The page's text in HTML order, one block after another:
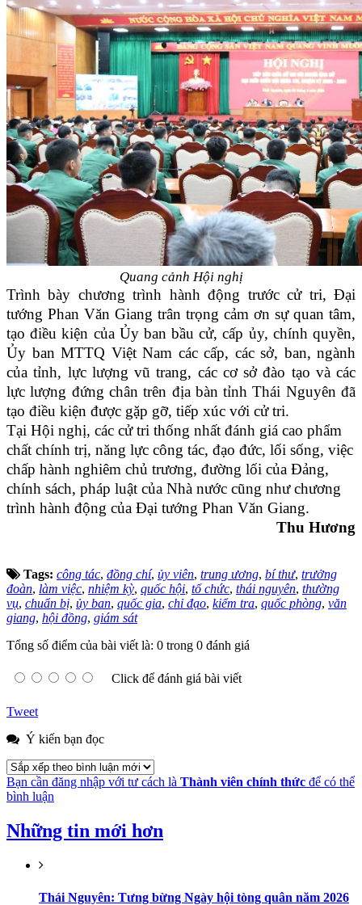
Quang cảnh Hội nghị
Trình bày chương trình hành động trước cử tri, Đại
tướng Phan Văn Giang trân trọng cảm ơn sự quan tâm,
tạo điều kiện của Ủy ban bầu cử, cấp ủy, chính quyền,
Ủy ban MTTQ Việt Nam các cấp, các sở, ban, ngành
của tỉnh, lực lượng vũ trang, các cơ sở đào tạo và các
lực lượng đứng chân trên địa bàn tỉnh Thái Nguyên đã
tạo điều kiện được gặp gỡ, tiếp xúc với cử tri.
Tại Hội nghị, các cử tri thống nhất đánh giá cao phẩm
chất chính trị, năng lực công tác, đạo đức, lối sống, việc
chấp hành nghiêm chủ trương, đường lối của Đảng,
chính sách, pháp luật của Nhà nước cũng như chương
trình hành động của Đại tướng Phan Văn Giang.
Thu Hương
Tags: công tác, đồng chí, ủy viên, trung ương, bí thư, trưởng
đoàn, làm việc, nhiệm kỳ, quốc hội, tổ chức, thái nguyên, thường
vụ, chuẩn bị, ủy ban, quốc gia, chỉ đạo, kiểm tra, quốc phòng, văn
giang, hội đồng, giám sát
Tổng số điểm của bài viết là: 0 trong 0 đánh giá
Click để đánh giá bài viết
Tweet
Ý kiến bạn đọc
Bạn cần đăng nhập với tư cách là Thành viên chính thức để có thể
bình luận
Những tin mới hơn
Thái Nguyên: Tưng bừng Ngày hội tòng quân năm 2026